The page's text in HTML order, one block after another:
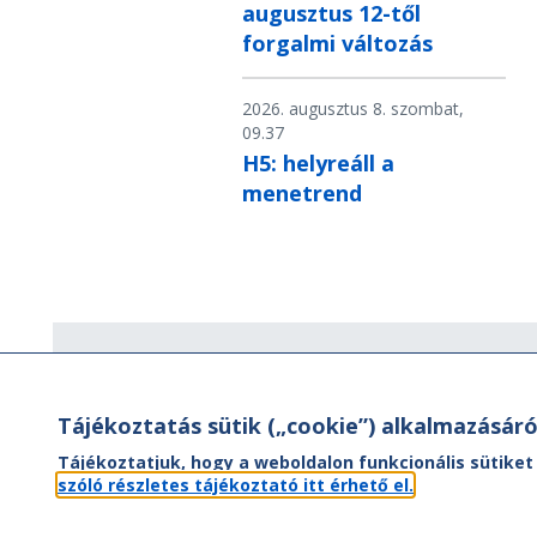
augusztus 12-től
forgalmi változás
2026. augusztus 8. szombat,
09.37
H5: helyreáll a
menetrend
Hírlevelünk segítségével értesülhet
aktuális híreinkről, utazási
valamint az Önt érintő
menetrendváltozásokról.
Tájékoztatás sütik („cookie”)
Tájékoztatjuk, hogy a weboldalon funkcionális
szóló részletes tájékoztató itt érhető el.